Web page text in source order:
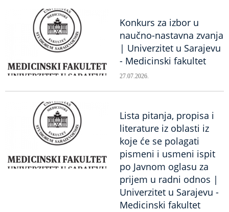
Konkurs za izbor u
naučno-nastavna zvanja
| Univerzitet u Sarajevu
- Medicinski fakultet
27.07.2026.
Lista pitanja, propisa i
literature iz oblasti iz
koje će se polagati
pismeni i usmeni ispit
po Javnom oglasu za
prijem u radni odnos |
Univerzitet u Sarajevu -
Medicinski fakultet